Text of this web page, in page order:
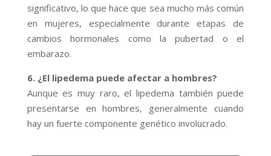
significativo, lo que hace que sea mucho más común
en mujeres, especialmente durante etapas de
cambios hormonales como la pubertad o el
embarazo.
6. ¿El lipedema puede afectar a hombres?
Aunque es muy raro, el lipedema también puede
presentarse en hombres, generalmente cuando
hay un fuerte componente genético involucrado.